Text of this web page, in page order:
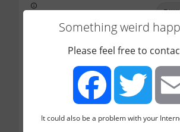
מ)
Something weird
Please feel free to
FacebookTwitter Email
It could also be a problem with your